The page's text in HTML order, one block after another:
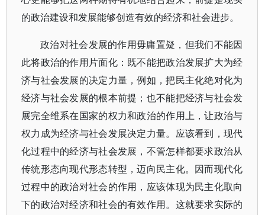
的政治建设和发展能够创造有效的经济和社会进步。
政治对社会发展的作用毋庸置疑，但我们不能因
此将政治的作用片面化：既不能把政治发展扩大为经
济与社会发展的决定力量，例如，把民主化绝对化为
经济与社会发展的根本前提；也不能把经济与社会发
展完全维系在国家的权力和政治的作用上，让政治与
权力成为经济与社会发展决定力量。应该看到，现代
化过程中的经济与社会发展，不管怎样都要求政治从
传统形态向现代形态转型，迈向民主化。因而现代化
过程中的政治对社会的作用，应该体现为民主化取向
下的政治对经济和社会的有效作用。这就要求实际的